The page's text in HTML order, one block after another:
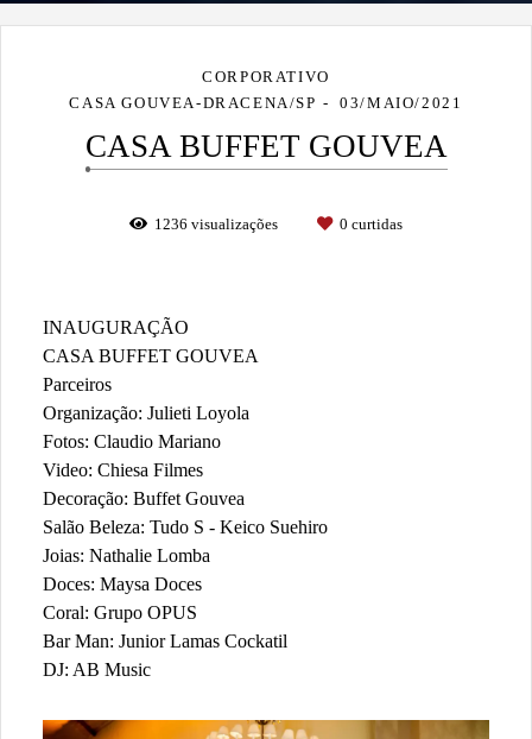
CORPORATIVO
CASA GOUVEA-DRACENA/SP
03/MAIO/2021
CASA BUFFET GOUVEA
1236 visualizações 0 curtidas
INAUGURAÇÃO
CASA BUFFET GOUVEA
Parceiros
Organização: Julieti Loyola
Fotos: Claudio Mariano
Video: Chiesa Filmes
Decoração: Buffet Gouvea
Salão Beleza: Tudo S - Keico Suehiro
Joias: Nathalie Lomba
Doces: Maysa Doces
Coral: Grupo OPUS
Bar Man: Junior Lamas Cockatil
DJ: AB Music